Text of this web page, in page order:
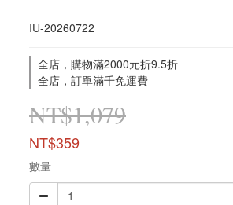
IU-20260722
全店，購物滿2000元折9.5折
全店，訂單滿千免運費
NT$1,079
NT$359
數量